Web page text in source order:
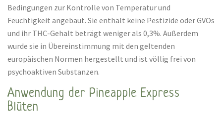
Bedingungen zur Kontrolle von Temperatur und
Feuchtigkeit angebaut. Sie enthält keine Pestizide oder GVOs
und ihr THC-Gehalt beträgt weniger als 0,3%. Außerdem
wurde sie in Übereinstimmung mit den geltenden
europäischen Normen hergestellt und ist völlig frei von
psychoaktiven Substanzen.
Anwendung der Pineapple Express
Blüten